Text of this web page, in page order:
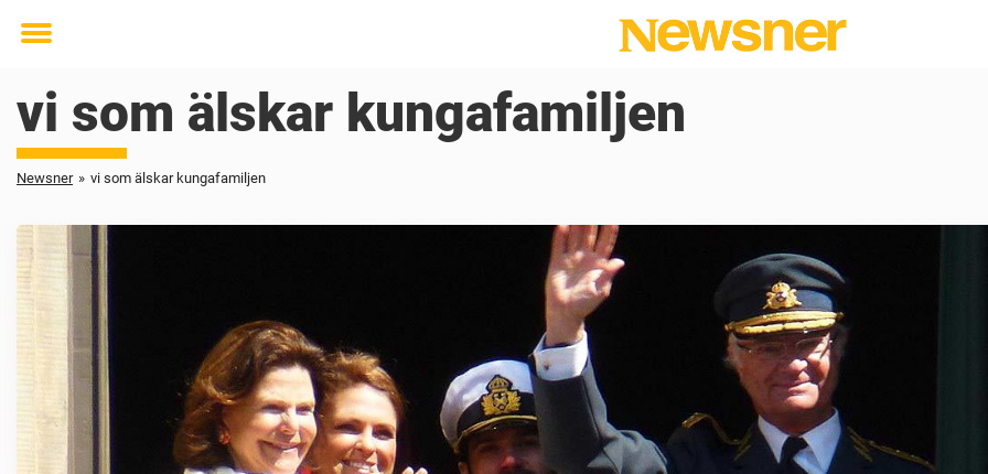
Toggle
vi som älskar kungafamiljen
Newsner » vi som älskar kungafamiljen